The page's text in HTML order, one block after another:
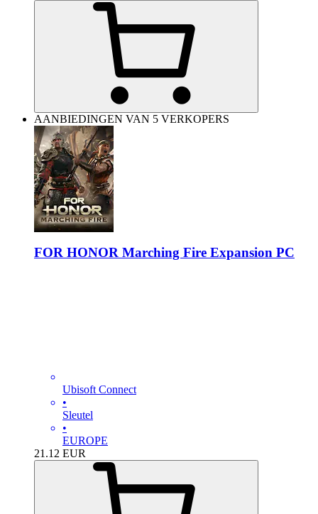
AANBIEDINGEN VAN 5 VERKOPERS
FOR HONOR Marching Fire Expansion PC
Ubisoft Connect
•
Sleutel
•
EUROPE
21.12 EUR